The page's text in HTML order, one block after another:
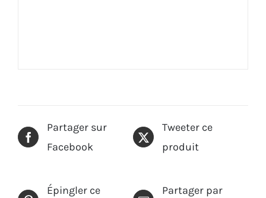
Partager sur
Facebook
Tweeter ce
produit
Épingler ce Partager par